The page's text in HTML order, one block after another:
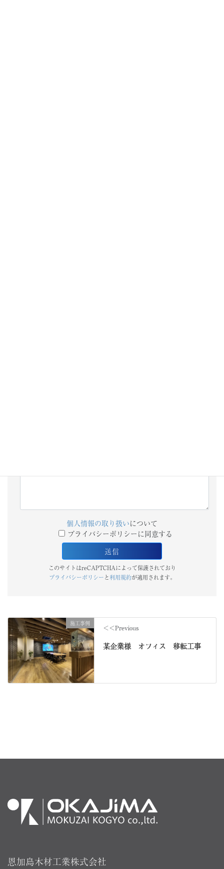
個人情報の取り扱いについて
プライバシーポリシーに同意する
このサイトはreCAPTCHAによって保護されており
プライバシーポリシーと 利用規約が適用されます。
施工事例
＜＜Previous
某企業様 オフィス 移転工事
恩加島木材工業株式会社